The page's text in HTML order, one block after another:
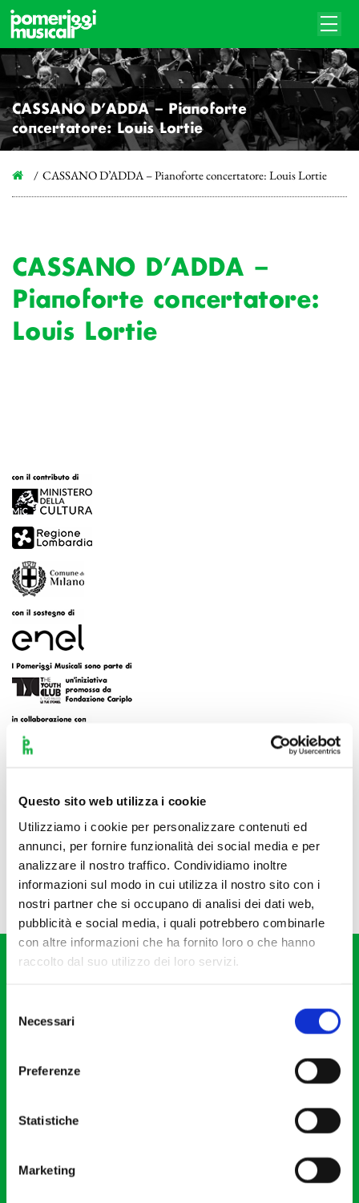
Questo sito web utilizza i cookie
Utilizziamo i cookie per personalizzare contenuti ed
annunci, per fornire funzionalità dei social media e per
analizzare il nostro traffico. Condividiamo inoltre
informazioni sul modo in cui utilizza il nostro sito con i
nostri partner che si occupano di analisi dei dati web,
pubblicità e social media, i quali potrebbero combinarle
con altre informazioni che ha fornito loro o che hanno
raccolto dal suo utilizzo dei loro servizi.
delNecessari
Preferenze
Statistiche
Marketing
CASSANO D’ADDA – Pianoforte
concertatore: Louis Lortie
CASSANO D’ADDA – Pianoforte concertatore: Louis Lortie
CASSANO D’ADDA –
Pianoforte concertatore:
Louis Lortie
Via S. Giovanni sul Muro, 2
Cod. Fisc. 80078650159